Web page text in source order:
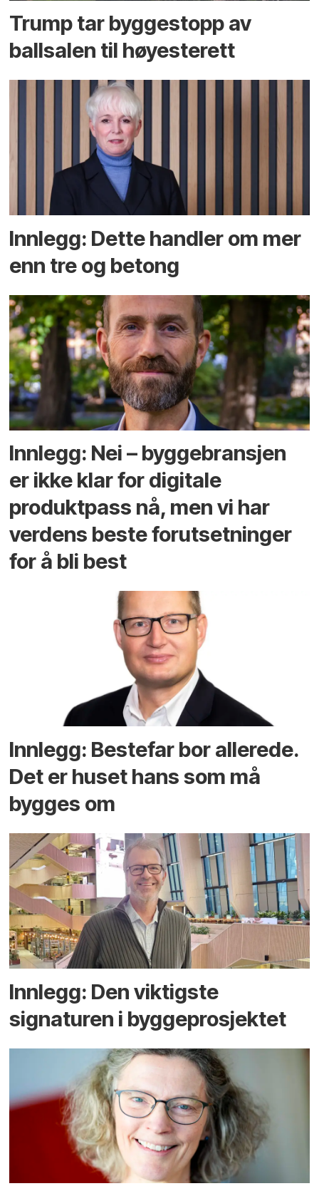
Trump tar byggestopp av
ballsalen til høyesterett
Innlegg: Dette handler om mer
enn tre og betong
Innlegg: Nei – byggebransjen
er ikke klar for digitale
produktpass nå, men vi har
verdens beste forutsetninger
for å bli best
Innlegg: Bestefar bor allerede.
Det er huset hans som må
bygges om
Innlegg: Den viktigste
signaturen i bygge­­prosjektet